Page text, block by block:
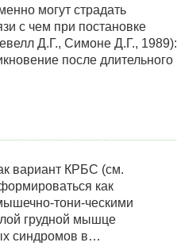
могут страдать
с чем при постановке
Д.Г., Симоне Д.Г., 1989):
после длительного
вариант КРБС (см.
как
тони-ческими
грудной мышце
синдромов в…